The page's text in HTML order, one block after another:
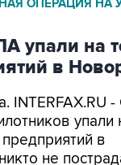
упали на
в
INTERFAX.RU
в
не
Кравченко